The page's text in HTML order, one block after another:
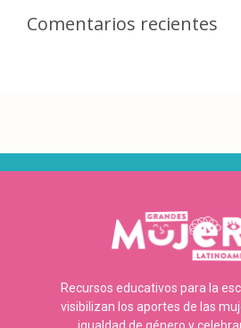
Comentarios recientes
Recursos educativos para la
visibilizan los aportes de las
igualdad de género y